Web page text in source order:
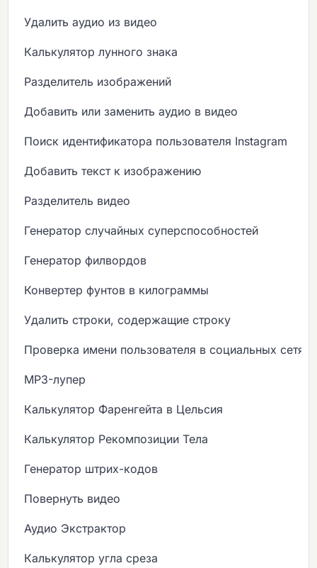
Удалить аудио из видео
Калькулятор лунного знака
Разделитель изображений
Добавить или заменить аудио в видео
Поиск идентификатора пользователя Instagram
Добавить текст к изображению
Разделитель видео
Генератор случайных суперспособностей
Генератор филвордов
Конвертер фунтов в килограммы
Удалить строки, содержащие строку
Проверка имени пользователя в социальных сетях
MP3-лупер
Калькулятор Фаренгейта в Цельсия
Калькулятор Рекомпозиции Тела
Генератор штрих-кодов
Повернуть видео
Аудио Экстрактор
Калькулятор угла среза